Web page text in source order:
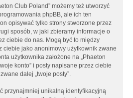
Club Poland” możemy też utworzyć
phpBB, ale ich ten
opisywać tylko strony stworzone przez
sposób, w jaki zbieramy informacje o
ciebie do nas. Mogą być to między
ciebie jako anonimowy użytkownik zwane
użytkownika założone na „Phaeton
konto” i posty napisane przez ciebie
dalej „twoje posty”.
przynajmniej unikalną identyfikacyjną